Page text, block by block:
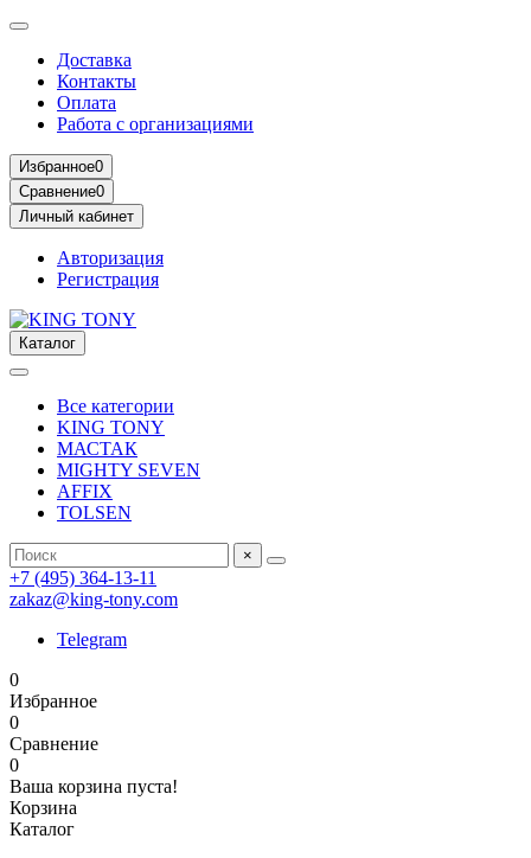
Доставка
Контакты
Оплата
Работа с организациями
Избранное0
Сравнение0
Личный кабинет
Авторизация
Регистрация
Каталог
Все категории
KING TONY
МАСТАК
MIGHTY SEVEN
AFFIX
TOLSEN
×
+7 (495) 364-13-11
zakaz@king-tony.com
Telegram
0
Избранное
0
Сравнение
0
Ваша корзина пуста!
Корзина
Каталог